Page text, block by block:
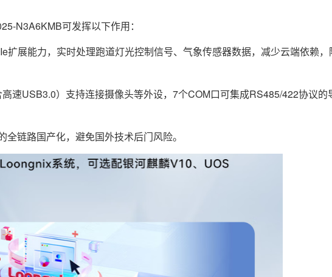
N3A6KMB可发挥以下作用：
扩展能力，实时处理跑道灯光控制信号、气象传感器数据，减少云端依赖
速USB3.0）支持连接摄像头等外设，7个COM口可集成RS485/422协议的
全链路国产化，避免国外技术后门风险。